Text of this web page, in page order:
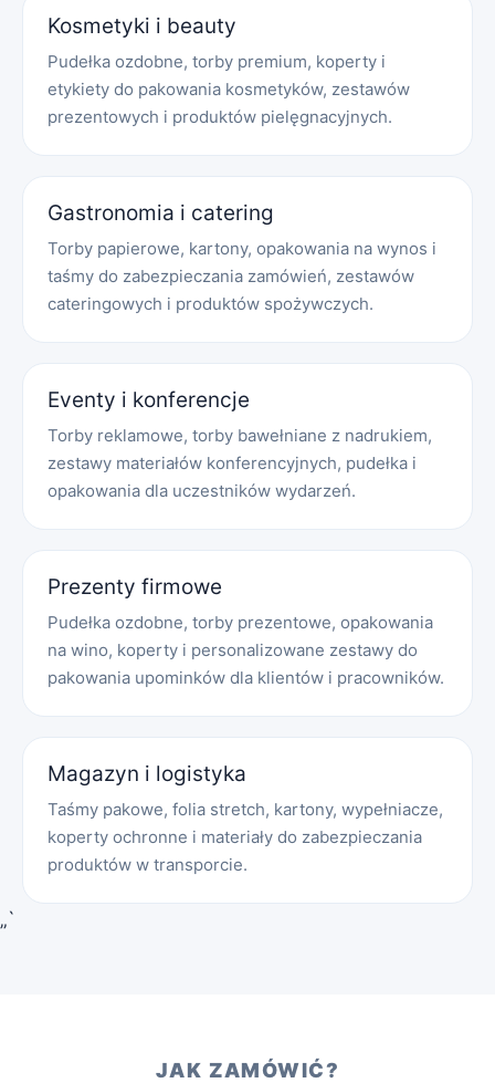
Kosmetyki i beauty
Pudełka ozdobne, torby premium, koperty i
etykiety do pakowania kosmetyków, zestawów
prezentowych i produktów pielęgnacyjnych.
Gastronomia i catering
Torby papierowe, kartony, opakowania na wynos i
taśmy do zabezpieczania zamówień, zestawów
cateringowych i produktów spożywczych.
Eventy i konferencje
Torby reklamowe, torby bawełniane z nadrukiem,
zestawy materiałów konferencyjnych, pudełka i
opakowania dla uczestników wydarzeń.
Prezenty firmowe
Pudełka ozdobne, torby prezentowe, opakowania
na wino, koperty i personalizowane zestawy do
pakowania upominków dla klientów i pracowników.
Magazyn i logistyka
Taśmy pakowe, folia stretch, kartony, wypełniacze,
koperty ochronne i materiały do zabezpieczania
produktów w transporcie.
„`
JAK ZAMÓWIĆ?